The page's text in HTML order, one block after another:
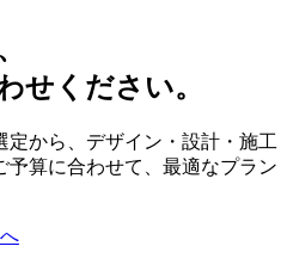
せください。
定から、デザイン・設計・施工
予算に合わせて、最適なプラン